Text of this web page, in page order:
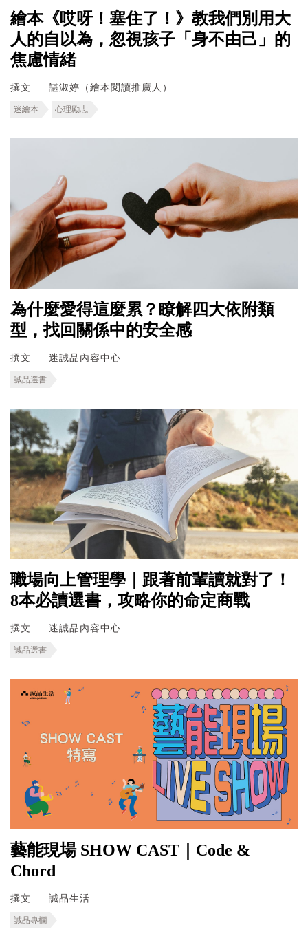
繪本《哎呀！塞住了！》教我們別用大
人的自以為，忽視孩子「身不由己」的
焦慮情緒
撰文 諶淑婷（繪本閱讀推廣人）
迷繪本 心理勵志
為什麼愛得這麼累？瞭解四大依附類
型，找回關係中的安全感
撰文 迷誠品內容中心
誠品選書
職場向上管理學｜跟著前輩讀就對了！
8本必讀選書，攻略你的命定商戰
撰文 迷誠品內容中心
誠品選書
藝能現場 SHOW CAST｜Code &
Chord
撰文 誠品生活
誠品專欄